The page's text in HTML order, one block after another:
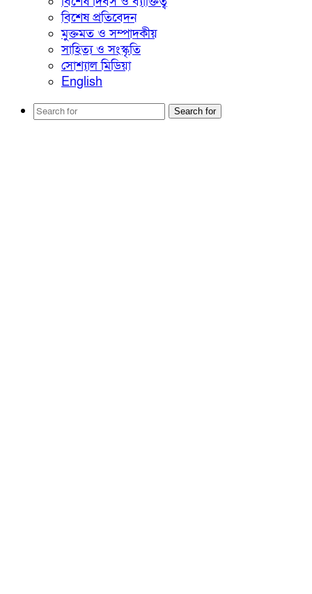
বিশেষ প্রতিবেদন
মুক্তমত ও সম্পাদকীয়
সাহিত্য ও সংস্কৃতি
সোশ্যাল মিডিয়া
English
Search for